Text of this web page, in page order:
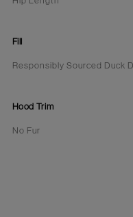
Fill
Responsibly Sourced Duck
Hood Trim
No Fur